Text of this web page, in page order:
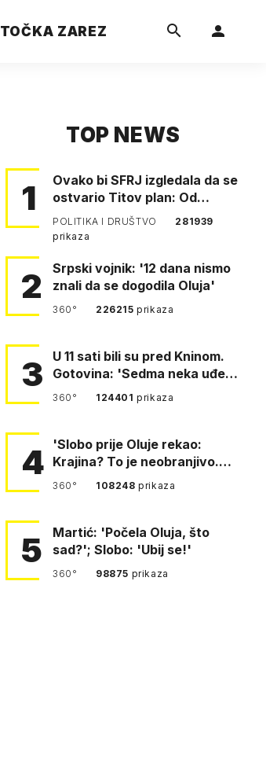
TOČKA ZAREZ
TOP NEWS
1
Ovako bi SFRJ izgledala da se
ostvario Titov plan: Od
Klagenfurta do Istanbula!
POLITIKA I DRUŠTVO
281939
prikaza
2
Srpski vojnik: '12 dana nismo
znali da se dogodila Oluja'
360° 226215prikaza
3
U 11 sati bili su pred Kninom.
Gotovina: 'Sedma neka uđe,
4. gardijska neka g…
360° 124401prikaza
4
'Slobo prije Oluje rekao:
Krajina? To je neobranjivo.
Tuđmana zvao Krivousti'
360° 108248prikaza
5
Martić: 'Počela Oluja, što
sad?'; Slobo: 'Ubij se!'
360° 98875 prikaza